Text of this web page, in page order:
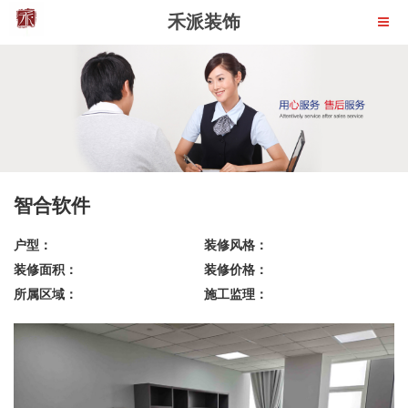
禾派装饰
智合软件
户型：
装修风格：
装修面积：
装修价格：
所属区域：
施工监理：